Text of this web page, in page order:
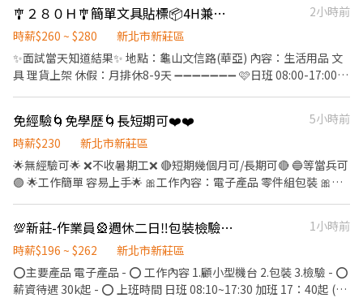
----- 午班兼職：15:00~19:00 --------------------------------------
--------------- 晚班兼職： 晚4：18:45~22:45 (如應徵晚4時段，可
-------------------------------------------------- 智取店時段： 早
班：07:00~12:00/07:30~12:30/08:00~13:00/08:30~13:30(彈性排
班) 晚班：17:30~21:30/18:00~22:00/18:30~22:30 雙頭班：0700-
1330 & 1730-0000 ▶實際排班補充：(實際排班依區經理安排為主)
6小時 (需有交通工具) 【智取店需能接受單日跑點支援】
✨✨✨✨✨✨✨✨✨✨✨✨✨✨✨✨✨✨✨✨✨✨✨✨ ✈ 工作內容：門市
營運、維護 / 包裹收寄、搬運、盤點、理貨 / 商品銷售、上架排面、
進貨、補貨 / 顧客接待、收銀結帳 / 環境整潔、門市支援 ✈ 休假福
利 : 排休制 - 須配合輪班、依門市與個人可配合時段 ----------------
---------------------------------------------------------------------
-------------------- 🎯🎯🎯【工-作-地-點】🎯🎯🎯 ❤️【新北三重
區】❤️$216 三重洛陽店 新北市三重區洛陽街10號1樓 三重三和店
新北市三重區三和路四段145巷84號1樓 三重龍門二店 新北市三重
✔️測試組裝 ✔️產品檢驗 ❤️冷氣房 ❤️團膳 ❤️完整教育訓練 ❤️勞健
保、團保、勞退6% ❤️三節禮金／禮品 👩‍💼 招募專員｜薇薇 💚 官方
洽詢 ID：@346UNYTW 💎傳送門：https://lin.ee/Hdp4m9Z
🎐２８０Ｈ🎐簡單文具貼標📦4H兼職✅不加班⚡
2小時前
時薪$260 ~ $280
新北市新莊區
✨面試當天知道結果✨ 地點：龜山文信路(華亞) 內容：生活用品 文
具 理貨上架 休假：月排休8-9天 ➖➖➖➖➖➖➖ 🩷日班 08:00-17:00
工作超級簡單🔥 🔥家人朋友情侶可一起安排🔥 #學生需可做長期才
可應徵 不收短期暑期 📞來電0965-328701 🔍@636dubwn
免經驗🌀免學歷🌀長短期可❤️❤️
5小時前
時薪$230
新北市新莊區
🌟無經驗可🌟 ❌不收暑期工❌ 🔴短期幾個月可/長期可🔴 🔵等當兵可
🟣 🌟工作簡單 容易上手🌟 🎀工作內容：電子產品 零件組包裝 🎀上
膳 ✔️休六日 見紅休 ✔️冷氣廠房 ✔️彈性加班 可不加 可加爆😍 歡迎🐤
詢問/應徵
💯新莊-作業員🎡週休二日‼️包裝檢驗‼️無經驗可‼️可申請周領‼️-華FF
1小時前
時薪$196 ~ $262
新北市新莊區
⭕主要產品 電子產品 - ⭕ 工作內容 1.顧小型機台 2.包裝 3.檢驗 - ⭕
薪資待遇 30k起 - ⭕ 上班時間 日班 08:10~17:30 加班 17：40起 (平